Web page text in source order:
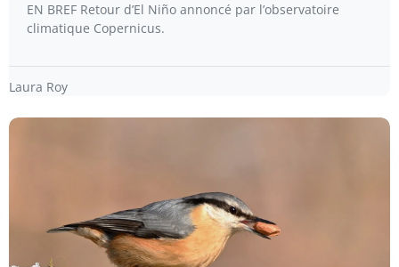
EN BREF Retour d’El Niño annoncé par l’observatoire
climatique Copernicus.
Laura Roy